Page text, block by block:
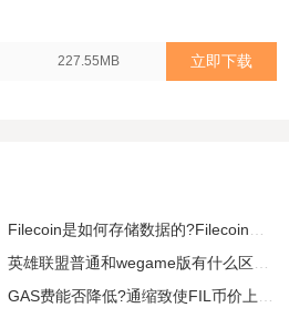
227.55MB 立即下载
Filecoin是如何存储数据的?Filecoin的价值体现和未来前景分析
英雄联盟普通和wegame版有什么区别（英雄联盟wegame版和英雄联盟）
GAS费能否降低?通缩致使FIL币价上涨,近看1000U